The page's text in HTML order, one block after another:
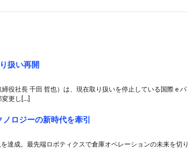
扱い再開
役社長 千田 哲也）は、現在取り扱いを停止している国際 e パ
変更し[…]
ロジーの新時代を牽引
達成。最先端ロボティクスで倉庫オペレーションの未来を切り